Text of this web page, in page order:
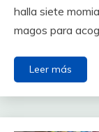
halla siete
magos para
Leer más